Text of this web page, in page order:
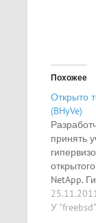
Похожее
Открыто
(BHyVe)
принять
NetApp.
пока не
У "freebsd"